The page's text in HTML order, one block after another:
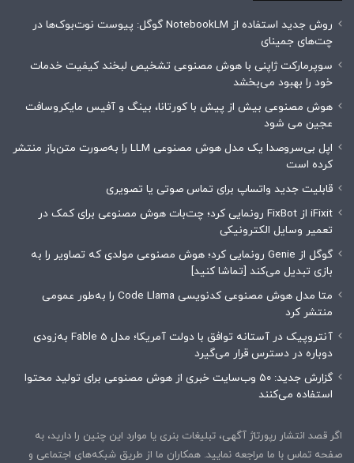
روش جدید استفاده از NotebookLM گوگل: پیوست نوت‌بوک‌ها در
چت‌های جمینای
سوپرمارکت ژاپنی با هوش مصنوعی تشخیص لبخند کیفیت خدمات
خود را بهبود می‌بخشد
هوش مصنوعی بیش از پیش با کورتانا، بینگ و آفیس مایکروسافت
عجین می شود
اپل بی‌سروصدا یک مدل هوش مصنوعی LLM را به‌صورت متن‌باز منتشر
کرده است
قابلیت جدید واتساپ برای تماس صوتی یا تصویری
iFixit از FixBot رونمایی کرد؛ چت‌بات هوش مصنوعی برای کمک در
تعمیر وسایل الکترونیکی
گوگل از Genie رونمایی کرد؛ هوش مصنوعی مولدی که تصاویر را به
بازی تبدیل می‌کند [تماشا کنید]
متا مدل هوش مصنوعی کدنویسی Code Llama را به‌طور عمومی
منتشر کرد
آنتروپیک در آستانه توافق با دولت آمریکا؛ مدل Fable 5 به‌زودی
دوباره در دسترس قرار می‌گیرد
گزارش جدید: ۵۰ وب‌سایت خبری از هوش مصنوعی برای تولید محتوا
استفاده می‌کنند
اگر قصد انتشار رپورتاژ آگهی، تبلیغات بنری یا موارد این چنین را دارید، به
صفحه تماس با ما مراجعه نمایید. همکاران ما از طریق شبکه‌های اجتماعی و